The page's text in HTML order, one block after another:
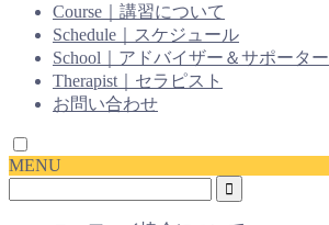
Course｜講習について
Schedule｜スケジュール
School｜アドバイザー＆サポーター
Therapist｜セラピスト
お問い合わせ
MENU